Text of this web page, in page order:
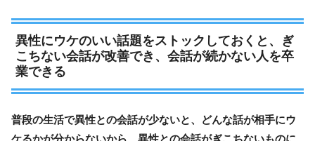
異性にウケのいい話題をストックしておくと、ぎ
こちない会話が改善でき、会話が続かない人を卒
業できる
普段の生活で異性との会話が少ないと、どんな話が相手にウ